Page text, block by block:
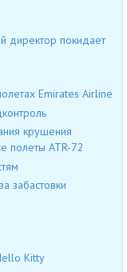
директор покидает
Emirates Airline
крушения
полеты ATR-72
забастовки
Kitty